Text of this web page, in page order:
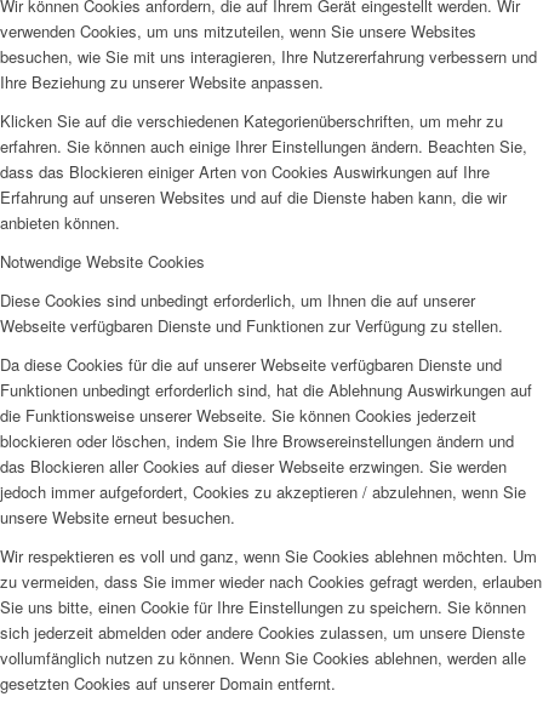
Wir können Cookies anfordern, die auf Ihrem Gerät eingestellt werden. Wir
verwenden Cookies, um uns mitzuteilen, wenn Sie unsere Websites
besuchen, wie Sie mit uns interagieren, Ihre Nutzererfahrung verbessern und
Ihre Beziehung zu unserer Website anpassen.
Klicken Sie auf die verschiedenen Kategorienüberschriften, um mehr zu
erfahren. Sie können auch einige Ihrer Einstellungen ändern. Beachten Sie,
dass das Blockieren einiger Arten von Cookies Auswirkungen auf Ihre
Erfahrung auf unseren Websites und auf die Dienste haben kann, die wir
anbieten können.
Notwendige Website Cookies
Diese Cookies sind unbedingt erforderlich, um Ihnen die auf unserer
Webseite verfügbaren Dienste und Funktionen zur Verfügung zu stellen.
Da diese Cookies für die auf unserer Webseite verfügbaren Dienste und
Funktionen unbedingt erforderlich sind, hat die Ablehnung Auswirkungen auf
die Funktionsweise unserer Webseite. Sie können Cookies jederzeit
blockieren oder löschen, indem Sie Ihre Browsereinstellungen ändern und
das Blockieren aller Cookies auf dieser Webseite erzwingen. Sie werden
jedoch immer aufgefordert, Cookies zu akzeptieren / abzulehnen, wenn Sie
unsere Website erneut besuchen.
Wir respektieren es voll und ganz, wenn Sie Cookies ablehnen möchten. Um
zu vermeiden, dass Sie immer wieder nach Cookies gefragt werden, erlauben
Sie uns bitte, einen Cookie für Ihre Einstellungen zu speichern. Sie können
sich jederzeit abmelden oder andere Cookies zulassen, um unsere Dienste
vollumfänglich nutzen zu können. Wenn Sie Cookies ablehnen, werden alle
gesetzten Cookies auf unserer Domain entfernt.